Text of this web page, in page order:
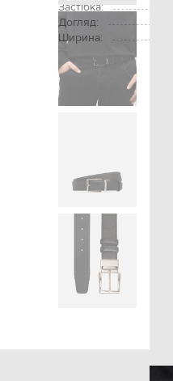
Застібка:
Догляд:
Ширина: